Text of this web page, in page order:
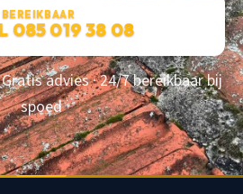
085 019 38 08
advies · 24/7 bereikbaar bij
spoed